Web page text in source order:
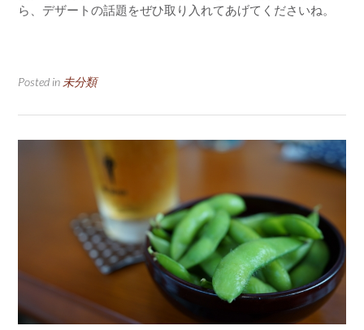
ら、デザートの話題をぜひ取り入れてあげてくださいね。
Posted in 未分類